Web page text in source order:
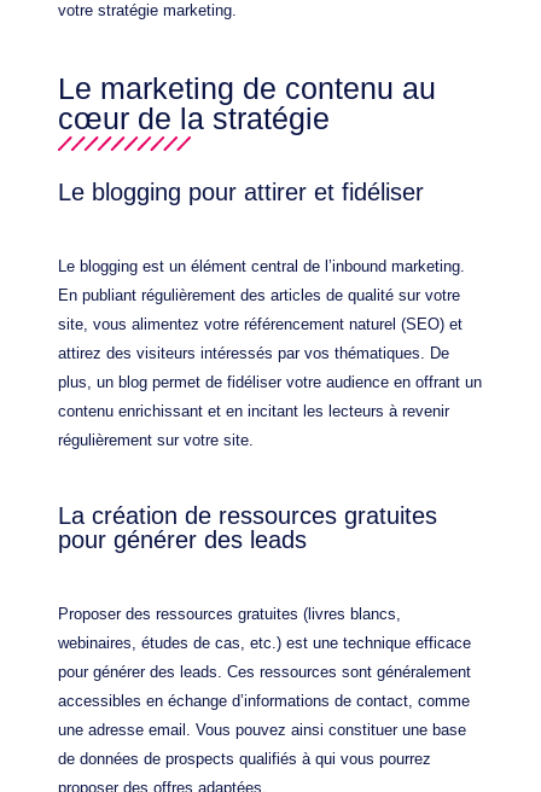
votre stratégie marketing.
Le marketing de contenu au
cœur de la stratégie
Le blogging pour attirer et fidéliser
Le blogging est un élément central de l’inbound marketing.
En publiant régulièrement des articles de qualité sur votre
site, vous alimentez votre référencement naturel (SEO) et
attirez des visiteurs intéressés par vos thématiques. De
plus, un blog permet de fidéliser votre audience en offrant un
contenu enrichissant et en incitant les lecteurs à revenir
régulièrement sur votre site.
La création de ressources gratuites
pour générer des leads
Proposer des ressources gratuites (livres blancs,
webinaires, études de cas, etc.) est une technique efficace
pour générer des leads. Ces ressources sont généralement
accessibles en échange d’informations de contact, comme
une adresse email. Vous pouvez ainsi constituer une base
de données de prospects qualifiés à qui vous pourrez
proposer des offres adaptées.